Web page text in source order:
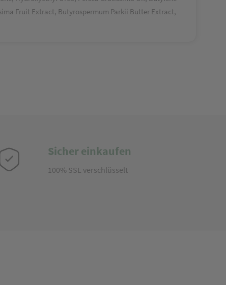
Fruit Extract, Butyrospermum Parkii Butter Extract,
Sicher einkaufen
100% SSL verschlüsselt